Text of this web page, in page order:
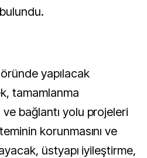
yapılacak
tamamlanma
bağlantı yolu projeleri
korunmasını ve
üstyapı iyileştirme,